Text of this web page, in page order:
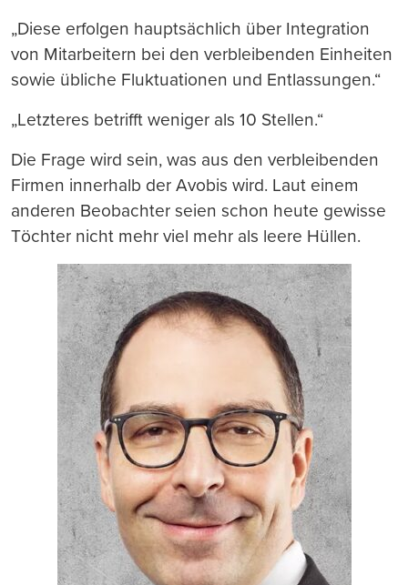
„Diese erfolgen hauptsächlich über Integration
von Mitarbeitern bei den verbleibenden Einheiten
sowie übliche Fluktuationen und Entlassungen.“
„Letzteres betrifft weniger als 10 Stellen.“
Die Frage wird sein, was aus den verbleibenden
Firmen innerhalb der Avobis wird. Laut einem
anderen Beobachter seien schon heute gewisse
Töchter nicht mehr viel mehr als leere Hüllen.